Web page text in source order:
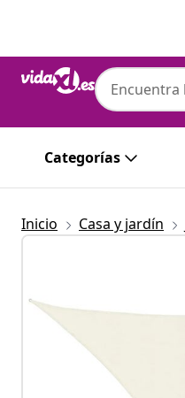
Categorías
Inicio Casa y jardín